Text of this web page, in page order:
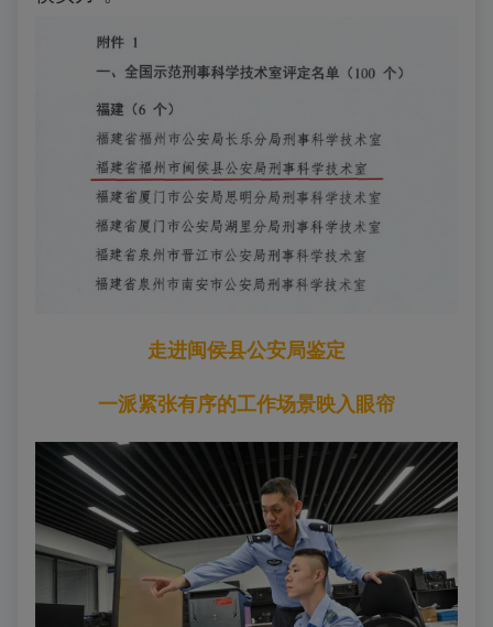
走进闽侯县公安局鉴定
一派紧张有序的工作场景映入眼帘